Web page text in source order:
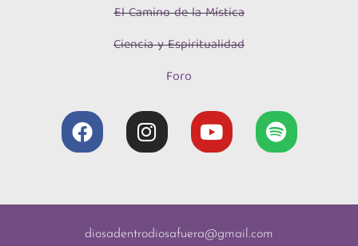
El Camino de la Mística
Ciencia y Espiritualidad
Foro
diosadentrodiosafuera@gmail.com